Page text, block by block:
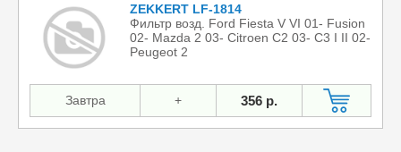
ZEKKERT LF-1814
Фильтр возд. Ford Fiesta V VI 01- Fusion
02- Mazda 2 03- Citroen C2 03- C3 I II 02-
Peugeot 2
Завтра + 356 р.